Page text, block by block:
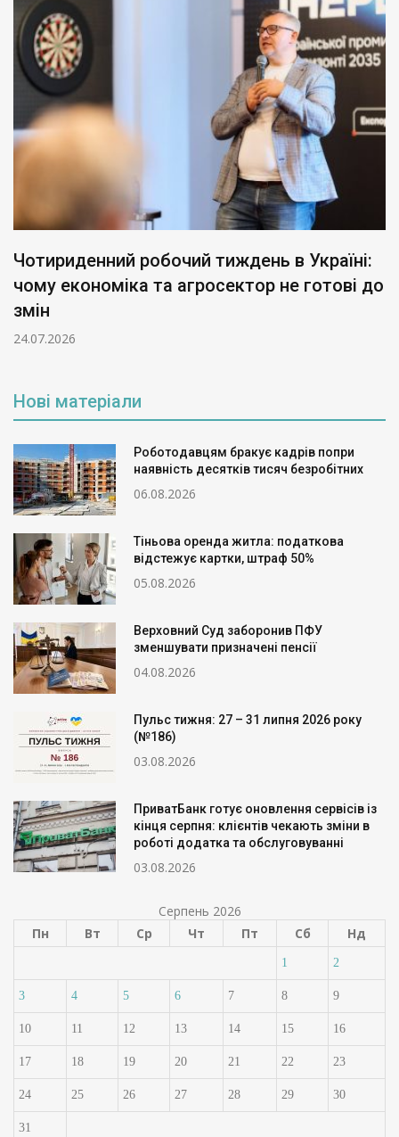
Чотириденний робочий тиждень в Україні:
чому економіка та агросектор не готові до
змін
24.07.2026
Нові матеріали
Роботодавцям бракує кадрів попри
наявність десятків тисяч безробітних
06.08.2026
Тіньова оренда житла: податкова
відстежує картки, штраф 50%
05.08.2026
Верховний Суд заборонив ПФУ
зменшувати призначені пенсії
04.08.2026
Пульс тижня: 27 – 31 липня 2026 року
(№186)
03.08.2026
ПриватБанк готує оновлення сервісів із
кінця серпня: клієнтів чекають зміни в
роботі додатка та обслуговуванні
03.08.2026
Серпень 2026
Пн
Вт Ср Чт Пт Сб Нд
1 2
3 4 5 6 7 8 9
10 11 12 13 14 15 16
17 18 19 20 21 22 23
24 25 26 27 28 29 30
31